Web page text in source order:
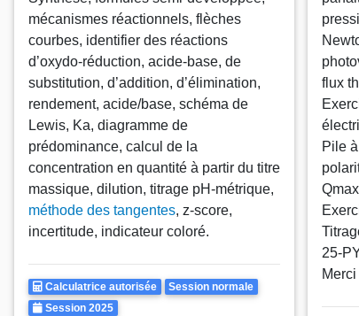
mécanismes réactionnels, flèches
courbes, identifier des réactions
d’oxydo-réduction, acide-base, de
substitution, d’addition, d’élimination,
rendement, acide/base, schéma de
Lewis, Ka, diagramme de
prédominance, calcul de la
concentration en quantité à partir du titre
massique, dilution, titrage pH-métrique,
méthode des tangentes, z-score,
incertitude, indicateur coloré.
Calculatrice
Autorisee
Calculatrice autorisée Rattrapages
Session normale
Annee
Session 2025
flux
Pile
25-